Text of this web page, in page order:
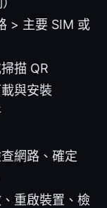
> 主要 SIM 或
描 QR
與安裝
網路、確定
重啟裝置、檢